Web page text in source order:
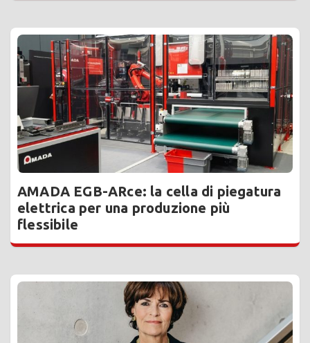
AMADA EGB-ARce: la cella di piegatura
elettrica per una produzione più
flessibile